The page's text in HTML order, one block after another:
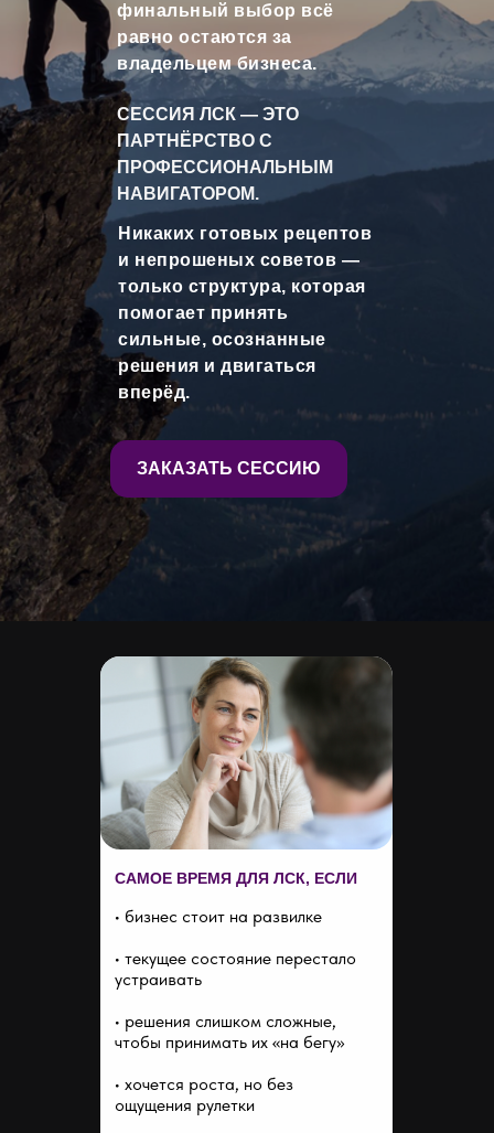
ЗАКАЗАТЬ СЕССИЮ
СЕССИЯ ЛСК — ЭТО
ПАРТНЁРСТВО С
ПРОФЕССИОНАЛЬНЫМ
НАВИГАТОРОМ.
финальный выбор всё
равно остаются за
владельцем бизнеса.
Никаких готовых рецептов
и непрошеных советов —
только структура, которая
помогает принять
сильные, осознанные
решения и двигаться
вперёд.
• бизнес стоит на развилке
• текущее состояние перестало
устраивать
• решения слишком сложные,
чтобы принимать их «на бегу»
• хочется роста, но без
ощущения рулетки
САМОЕ ВРЕМЯ ДЛЯ ЛСК, ЕСЛИ